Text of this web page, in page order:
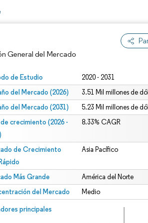
General del Mercado
de Estudio 2020 - 2031
del Mercado (2026) 3.51 Mil millones de
del Mercado (2031) 5.23 Mil millones de
de crecimiento (2026 -
8.33% CAGR
de Crecimiento
Asia Pacífico
Más Grande América del Norte
del Mercado Medio
principales
© Mordor Intelligence. El uso requiere atribución según
CC BY 4.0.